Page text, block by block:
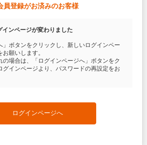
員登録がお済みのお客様
ンページが変わりました
」ボタンをクリックし、新しいログインペー
願いします。
の場合は、「ログインページへ」ボタンをク
グインページより、パスワードの再設定をお
ログインページへ